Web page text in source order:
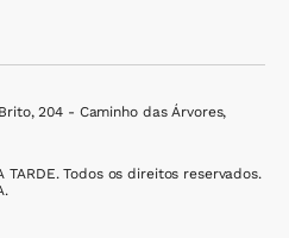
204 - Caminho das Árvores,
Todos os direitos reservados.